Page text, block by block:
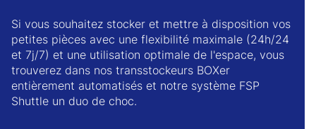
Si vous souhaitez stocker et mettre à disposition vos
petites pièces avec une flexibilité maximale (24h/24
et 7j/7) et une utilisation optimale de l'espace, vous
trouverez dans nos transstockeurs BOXer
entièrement automatisés et notre système FSP
Shuttle un duo de choc.